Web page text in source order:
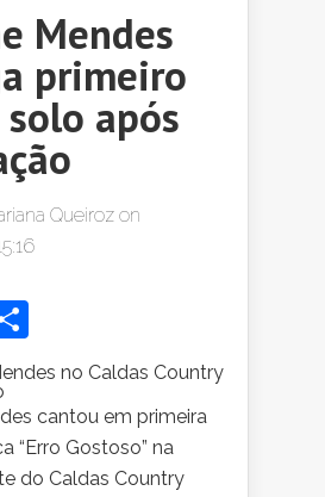
Mendes
primeiro
após
Queiroz on
cantou em primeira
“Erro Gostoso” na
do Caldas Country